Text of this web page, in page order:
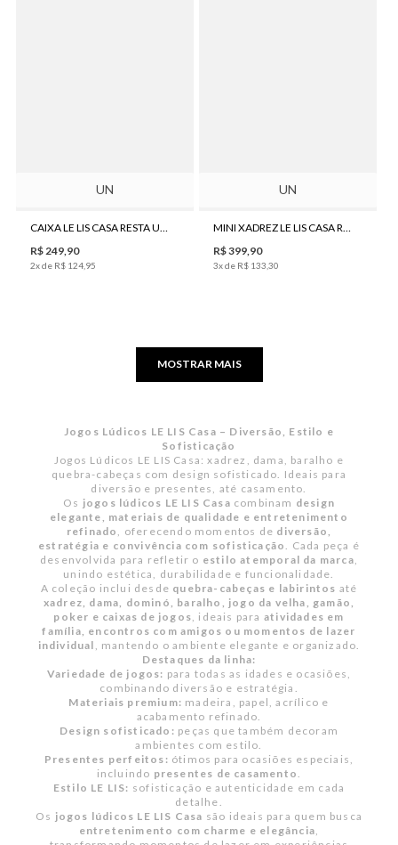
UN
CAIXA LE LIS CASA RESTA UM E DADO WOOD
R$249,90
2x de R$ 124,95
UN
MINI XADREZ LE LIS CASA REDONDO
R$399,90
3x de R$ 133,30
MOSTRAR MAIS
Jogos Lúdicos LE LIS Casa – Diversão, Estilo e
Sofisticação
Jogos Lúdicos LE LIS Casa: xadrez, dama, baralho e
quebra-cabeças com design sofisticado. Ideais para
diversão e presentes, até casamento.
Os jogos lúdicos LE LIS Casa combinam design
elegante, materiais de qualidade e entretenimento
refinado , oferecendo momentos de diversão,
estratégia e convivência com sofisticação. Cada peça é
desenvolvida para refletir o estilo atemporal da marca,
unindo estética, durabilidade e funcionalidade.
A coleção inclui desde quebra-cabeças e labirintos até
xadrez, dama, dominó, baralho, jogo da velha, gamão,
poker e caixas de jogos, ideais para atividades em
família, encontros com amigos ou momentos de lazer
individual , mantendo o ambiente elegante e organizado.
Destaques da linha:
Variedade de jogos: para todas as idades e ocasiões,
combinando diversão e estratégia.
Materiais premium: madeira, papel, acrílico e
acabamento refinado.
Design sofisticado: peças que também decoram
ambientes com estilo.
Presentes perfeitos: ótimos para ocasiões especiais,
incluindo presentes de casamento.
Estilo LE LIS: sofisticação e autenticidade em cada
detalhe.
Os jogos lúdicos LE LIS Casa são ideais para quem busca
entretenimento com charme e elegância,